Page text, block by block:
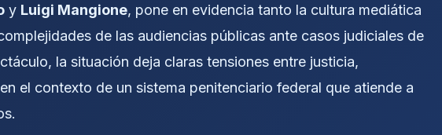
y Luigi Mangione, pone en evidencia tanto la cultura mediática
de las audiencias públicas ante casos judiciales de
la situación deja claras tensiones entre justicia,
el contexto de un sistema penitenciario federal que atiende a